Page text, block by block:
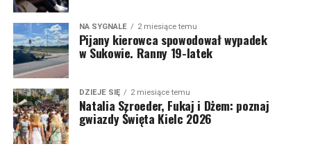
NA SYGNALE 2 miesiące temu
Pijany kierowca spowodował wypadek
w Sukowie. Ranny 19-latek
DZIEJE SIĘ 2 miesiące temu
Natalia Szroeder, Fukaj i Dżem: poznaj
gwiazdy Święta Kielc 2026